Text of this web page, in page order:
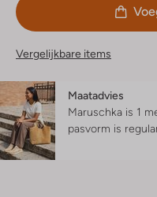
Vergelijkbare items
Maatadvies
Maruschka is 1
pasvorm is